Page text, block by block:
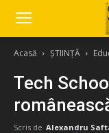
Acasă ȘTIINȚĂ
Tech
Scris de Alexandru